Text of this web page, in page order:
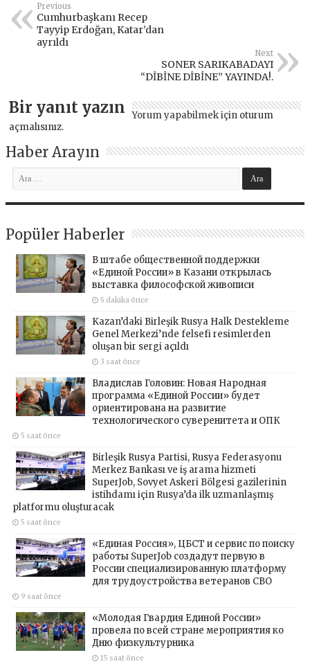
Previous
Cumhurbaşkanı Recep
Tayyip Erdoğan, Katar’dan
ayrıldı
Next
SONER SARIKABADAYI
“DİBİNE DİBİNE” YAYINDA!.
Bir yanıt yazın Yorum yapabilmek için oturum
açmalısınız.
Haber Arayın
Popüler Haberler
В штабе общественной поддержки
«Единой России» в Казани открылась
выставка философской живописи
5 dakika önce
Kazan’daki Birleşik Rusya Halk Destekleme
Genel Merkezi’nde felsefi resimlerden
oluşan bir sergi açıldı
3 saat önce
Владислав Головин: Новая Народная
программа «Единой России» будет
ориентирована на развитие
технологического суверенитета и ОПК
5 saat önce
Birleşik Rusya Partisi, Rusya Federasyonu
Merkez Bankası ve iş arama hizmeti
SuperJob, Sovyet Askeri Bölgesi gazilerinin
istihdamı için Rusya’da ilk uzmanlaşmış
platformu oluşturacak
5 saat önce
«Единая Россия», ЦБСТ и сервис по поиску
работы SuperJob создадут первую в
России специализированную платформу
для трудоустройства ветеранов СВО
9 saat önce
«Молодая Гвардия Единой России»
провела по всей стране мероприятия ко
Дню физкультурника
15 saat önce